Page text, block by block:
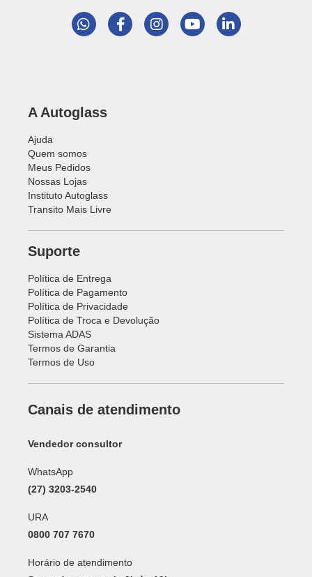
A Autoglass
Ajuda
Quem somos
Meus Pedidos
Nossas Lojas
Instituto Autoglass
Transito Mais Livre
Suporte
Política de Entrega
Política de Pagamento
Política de Privacidade
Política de Troca e Devolução
Sistema ADAS
Termos de Garantia
Termos de Uso
Canais de atendimento
Vendedor consultor
WhatsApp
(27) 3203-2540
URA
0800 707 7670
Horário de atendimento